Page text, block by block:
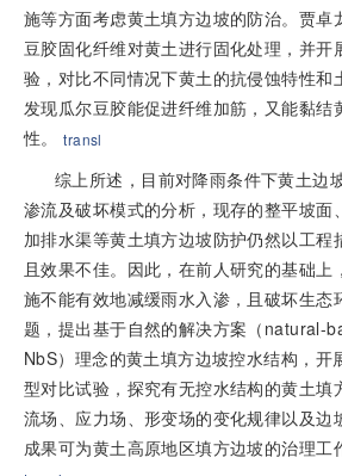
施等方面考虑黄土填方边坡的防治。贾卓
豆胶固化纤维对黄土进行固化处理，并开
验，对比不同情况下黄土的抗侵蚀特性和
发现瓜尔豆胶能促进纤维加筋，又能黏结
性。
transl
综上所述，目前对降雨条件下黄土边
渗流及破坏模式的分析，现存的整平坡面
加排水渠等黄土填方边坡防护仍然以工程
且效果不佳。因此，在前人研究的基础上
施不能有效地减缓雨水入渗，且破坏生态
题，提出基于自然的解决方案（natural-
NbS）理念的黄土填方边坡控水结构，开
型对比试验，探究有无控水结构的黄土填
流场、应力场、形变场的变化规律以及边
成果可为黄土高原地区填方边坡的治理工